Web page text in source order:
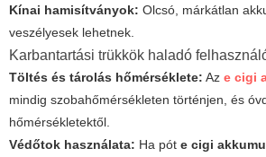
Kínai hamisítványok: Olcsó, márkátlan
veszélyesek lehetnek.
Karbantartási trükkök haladó
Töltés és tárolás hőmérséklete: Az e cigi
mindig szobahőmérsékleten történjen, és
hőmérsékletektől.
Védőtok használata: Ha pót e cigi